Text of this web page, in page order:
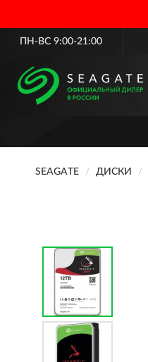
ПН-ВС 9:00-21:00
SEAGATE ДИСКИ